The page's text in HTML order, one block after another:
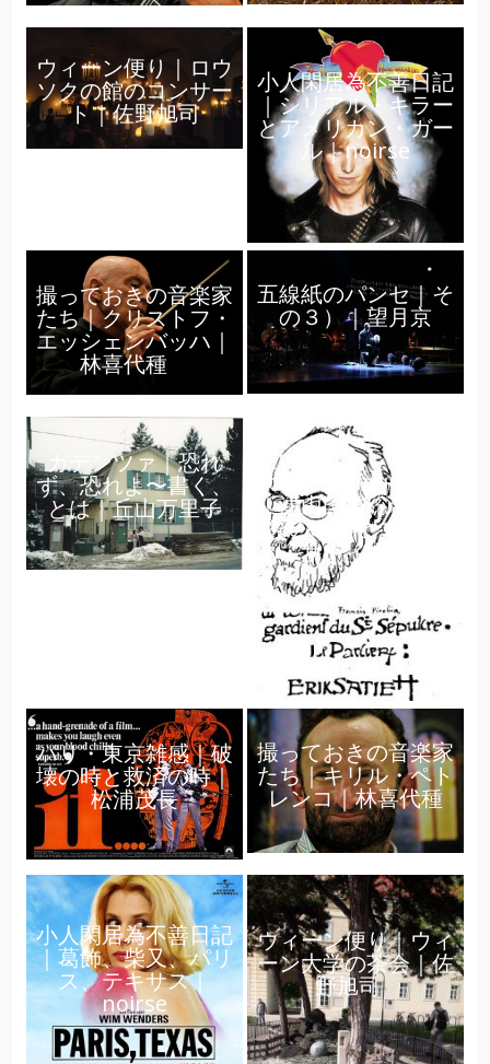
ウィーン便り｜ロウ
ソクの館のコンサー
ト｜佐野旭司
小人閑居為不善日記
｜シリアル・キラー
とアメリカン・ガー
ル｜noirse
撮っておきの音楽家
たち｜クリストフ・
エッシェンバッハ｜
林喜代種
五線紙のパンセ｜そ
の３）｜望月京
カデンツァ｜恐れ
ず、恐れよ〜書く、
とは｜丘山万里子
folios crithiques ⑫
｜津山国際総合音楽
祭の30年とエリッ
ク・サティ｜船山隆
パリ・東京雑感｜破
壊の時と救済の時｜
松浦茂長
撮っておきの音楽家
たち｜キリル・ペト
レンコ｜林喜代種
小人閑居為不善日記
｜葛飾、柴又、パリ
ス、テキサス｜
noirse
ウィーン便り｜ウィ
ーン大学の茶会｜佐
野旭司